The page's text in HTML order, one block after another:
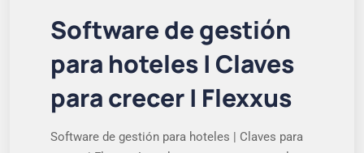
Software de gestión
para hoteles | Claves
para crecer | Flexxus
Software de gestión para hoteles | Claves para